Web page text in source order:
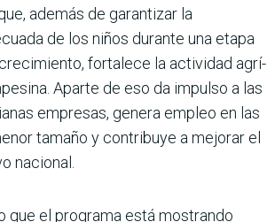
además de garantizar la
de los niños durante una etapa
fortalece la actividad agrí­
Aparte de eso da impulso a las
empresas, genera empleo en las
tamaño y contribuye a mejorar el
nacional.
que el programa está mostrando